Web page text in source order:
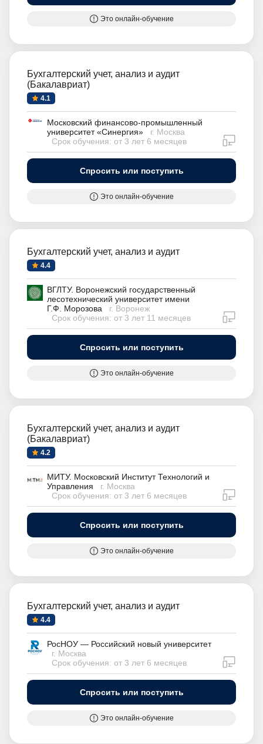
Это онлайн-обучение
Бухгалтерский учет, анализ и аудит
(Бакалавриат)
4.1
Московский финансово-промышленный
университет «Синергия»
г. Москва
Срок обучения: от 3 лет 6 месяцев
Спросить или поступить
Это онлайн-обучение
Бухгалтерский учет, анализ и аудит
4.4
ВГЛТУ. Воронежский государственный
лесотехнический университет имени
Г.Ф. Морозова
г. Воронеж
Срок обучения: от 3 лет 11 месяцев
Спросить или поступить
Это онлайн-обучение
Бухгалтерский учет, анализ и аудит
(Бакалавриат)
4.2
МИТУ. Московский Институт Технологий и
Управления
г. Москва
Срок обучения: от 3 лет 6 месяцев
Спросить или поступить
Это онлайн-обучение
Бухгалтерский учет, анализ и аудит
4.4
РосНОУ — Российский новый университет
г. Москва
Срок обучения: от 3 лет 6 месяцев
Спросить или поступить
Это онлайн-обучение